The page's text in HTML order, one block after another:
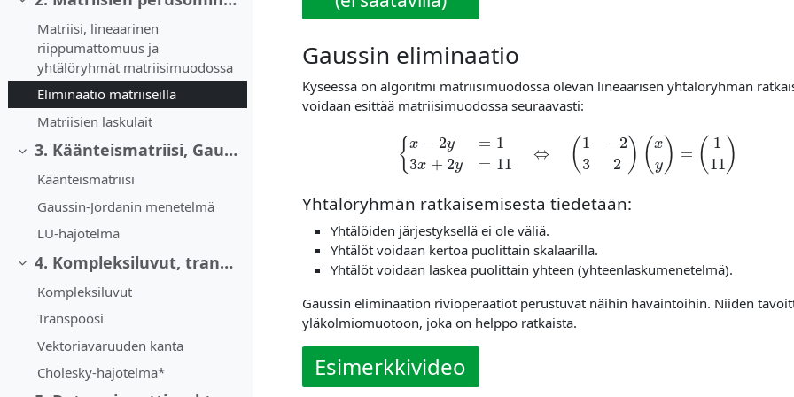
Collapse
Matriisi, lineaarinen
riippumattomuus ja
yhtälöryhmät matriisimuodossa
Eliminaatio matriiseilla
Matriisien laskulait
Collapse 3. Käänteismatriisi, Gaussin-Jordanin menetelmä ja LU-hajotelma
Käänteismatriisi
Gaussin-Jordanin menetelmä
LU-hajotelma
Collapse 4. Kompleksiluvut, transpoosi ja vektoriavaruuden kanta
Kompleksiluvut
Transpoosi
Vektoriavaruuden kanta
Cholesky-hajotelma*
Gaussin eliminaatio
Kyseessä on algoritmi matriisimuodossa olevan lineaarisen yhtälöryhmän
voidaan esittää matriisimuodossa seuraavasti:
x− 3x ⇔(1 32) xy)= )
Yhtälöryhmän ratkaisemisesta tiedetään:
Yhtälöiden järjestyksellä ei ole väliä.
Yhtälöt voidaan kertoa puolittain skalaarilla.
Yhtälöt voidaan laskea puolittain yhteen (yhteenlaskumenetelmä).
Gaussin eliminaation rivioperaatiot perustuvat näihin havaintoihin. Niiden
yläkolmiomuotoon, joka on helppo ratkaista.
Esimerkkivideo